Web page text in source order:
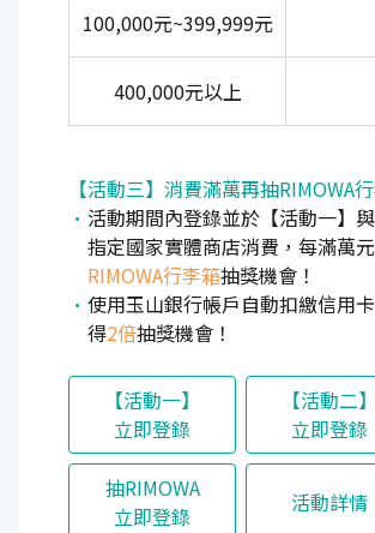
100,000元~399,999元
400,000元以上
【活動三】消費滿萬再抽RIMOWA
活動期間內登錄並於【活動一】與
指定國家實體商店消費，每滿萬
RIMOWA行李箱抽獎機會！
使用玉山銀行帳戶自動扣繳信用
得2倍抽獎機會！
【活動一】
立即登錄
【活動二】
立即登錄
抽RIMOWA
立即登錄
活動詳情